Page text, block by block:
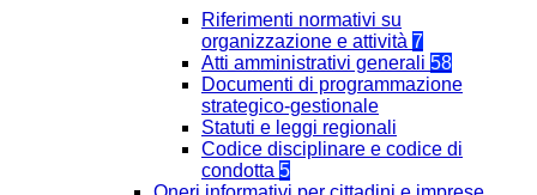
Riferimenti normativi su
organizzazione e attività 7
Atti amministrativi generali 58
Documenti di programmazione
strategico-gestionale
Statuti e leggi regionali
Codice disciplinare e codice di
condotta 5